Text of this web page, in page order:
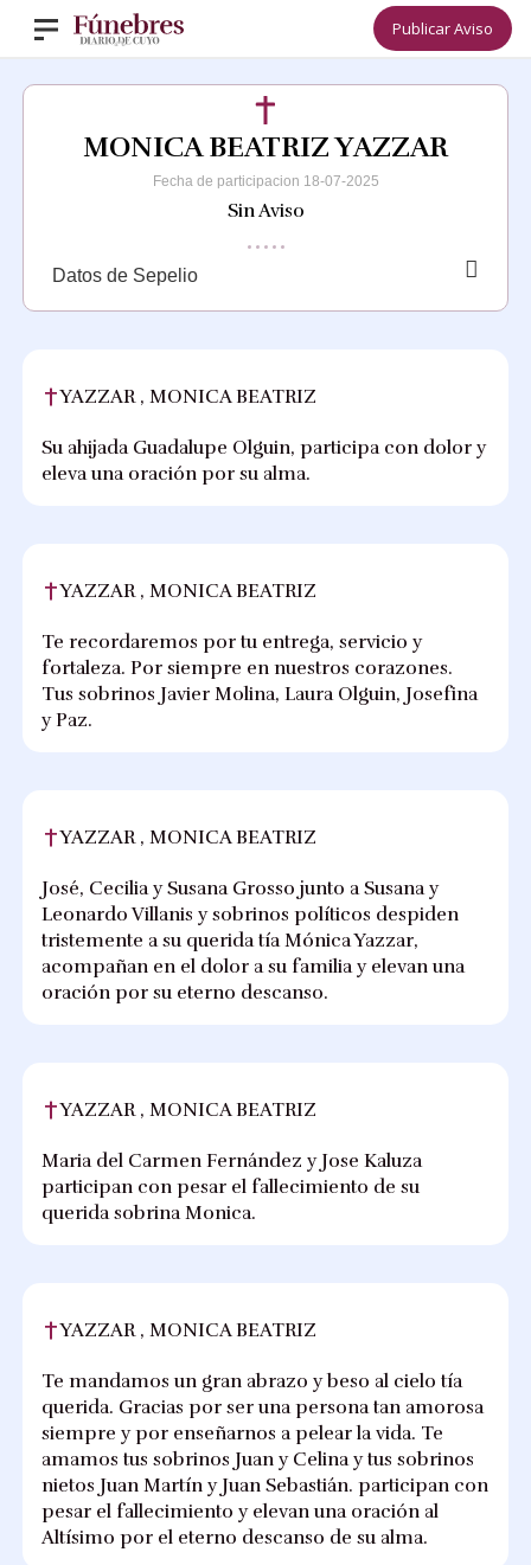
Publicar Aviso
MONICA BEATRIZ YAZZAR
Fecha de participacion 18-07-2025
Sin Aviso
Datos de Sepelio
YAZZAR , MONICA BEATRIZ
Su ahijada Guadalupe Olguin, participa con dolor y
eleva una oración por su alma.
YAZZAR , MONICA BEATRIZ
Te recordaremos por tu entrega, servicio y
fortaleza. Por siempre en nuestros corazones.
Tus sobrinos Javier Molina, Laura Olguin, Josefina
y Paz.
YAZZAR , MONICA BEATRIZ
José, Cecilia y Susana Grosso junto a Susana y
Leonardo Villanis y sobrinos políticos despiden
tristemente a su querida tía Mónica Yazzar,
acompañan en el dolor a su familia y elevan una
oración por su eterno descanso.
YAZZAR , MONICA BEATRIZ
Maria del Carmen Fernández y Jose Kaluza
participan con pesar el fallecimiento de su
querida sobrina Monica.
YAZZAR , MONICA BEATRIZ
Te mandamos un gran abrazo y beso al cielo tía
querida. Gracias por ser una persona tan amorosa
siempre y por enseñarnos a pelear la vida. Te
amamos tus sobrinos Juan y Celina y tus sobrinos
nietos Juan Martín y Juan Sebastián. participan con
pesar el fallecimiento y elevan una oración al
Altísimo por el eterno descanso de su alma.